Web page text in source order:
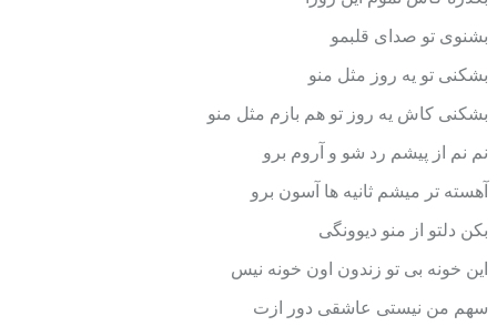
بشنوی تو صدای قلبمو
بشکنی تو یه روز مثل منو
بشکنی کاش یه روز تو هم بازم مثل منو
نم نم از پیشم رد شو و آروم برو
آهسته تر میشم ثانیه ها آسون برو
بکن دلتو از منو دیوونگی
این خونه بی تو زندون اون خونه نیس
سهم من نیستی عاشقی دور ازت